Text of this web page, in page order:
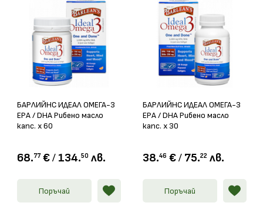
БАРЛИЙНС ИДЕАЛ ОМЕГА-3
EPA / DHA Рибено масло
капс. х 60
68.77 € / 134.50 лв.
Поръчай
БАРЛИЙНС ИДЕАЛ ОМЕГА-3
EPA / DHA Рибено масло
капс. х 30
38.46 € / 75.22 лв.
Поръчай